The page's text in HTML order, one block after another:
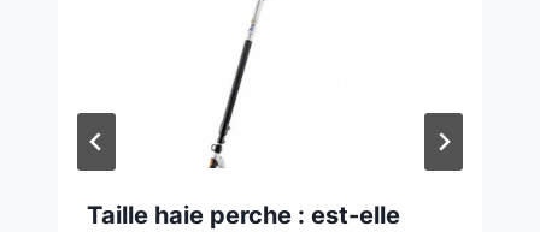
Taille haie perche : est-elle